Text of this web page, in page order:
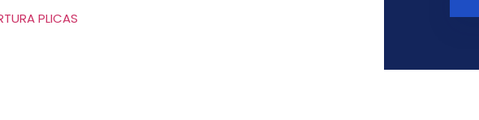
PLICAS